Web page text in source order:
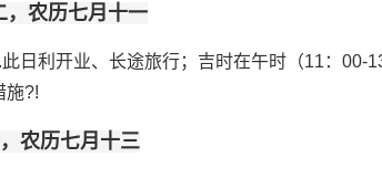
，农历七月十一
日利开业、长途旅行；吉时在午时（11：00-
施?!
农历七月十三